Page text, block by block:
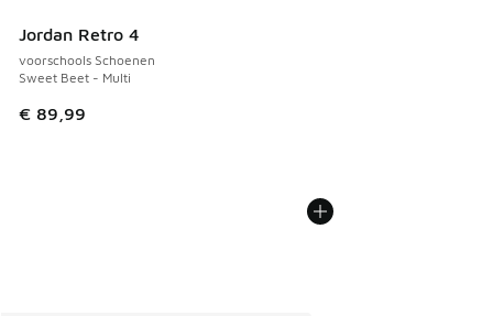
Jordan Retro 4
voorschools Schoenen
Sweet Beet - Multi
€ 89,99